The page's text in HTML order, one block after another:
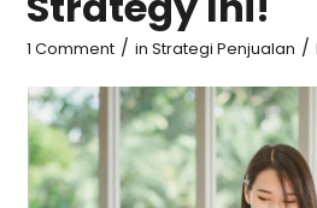
1 Comment / inStrategi Penjualan /